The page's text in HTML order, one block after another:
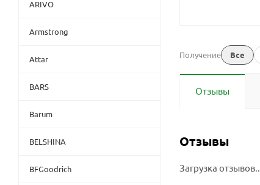
Получение Все
Отзывы
Отзывы
Загрузка отзывов...
ARIVO
Armstrong
Attar
BARS
Barum
BELSHINA
BFGoodrich